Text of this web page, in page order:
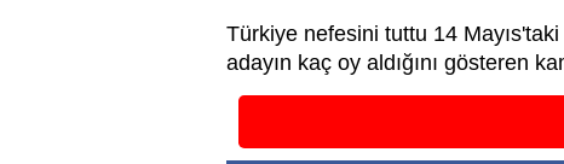
Türkiye nefesini tuttu 14
adayın kaç oy aldığını gösteren